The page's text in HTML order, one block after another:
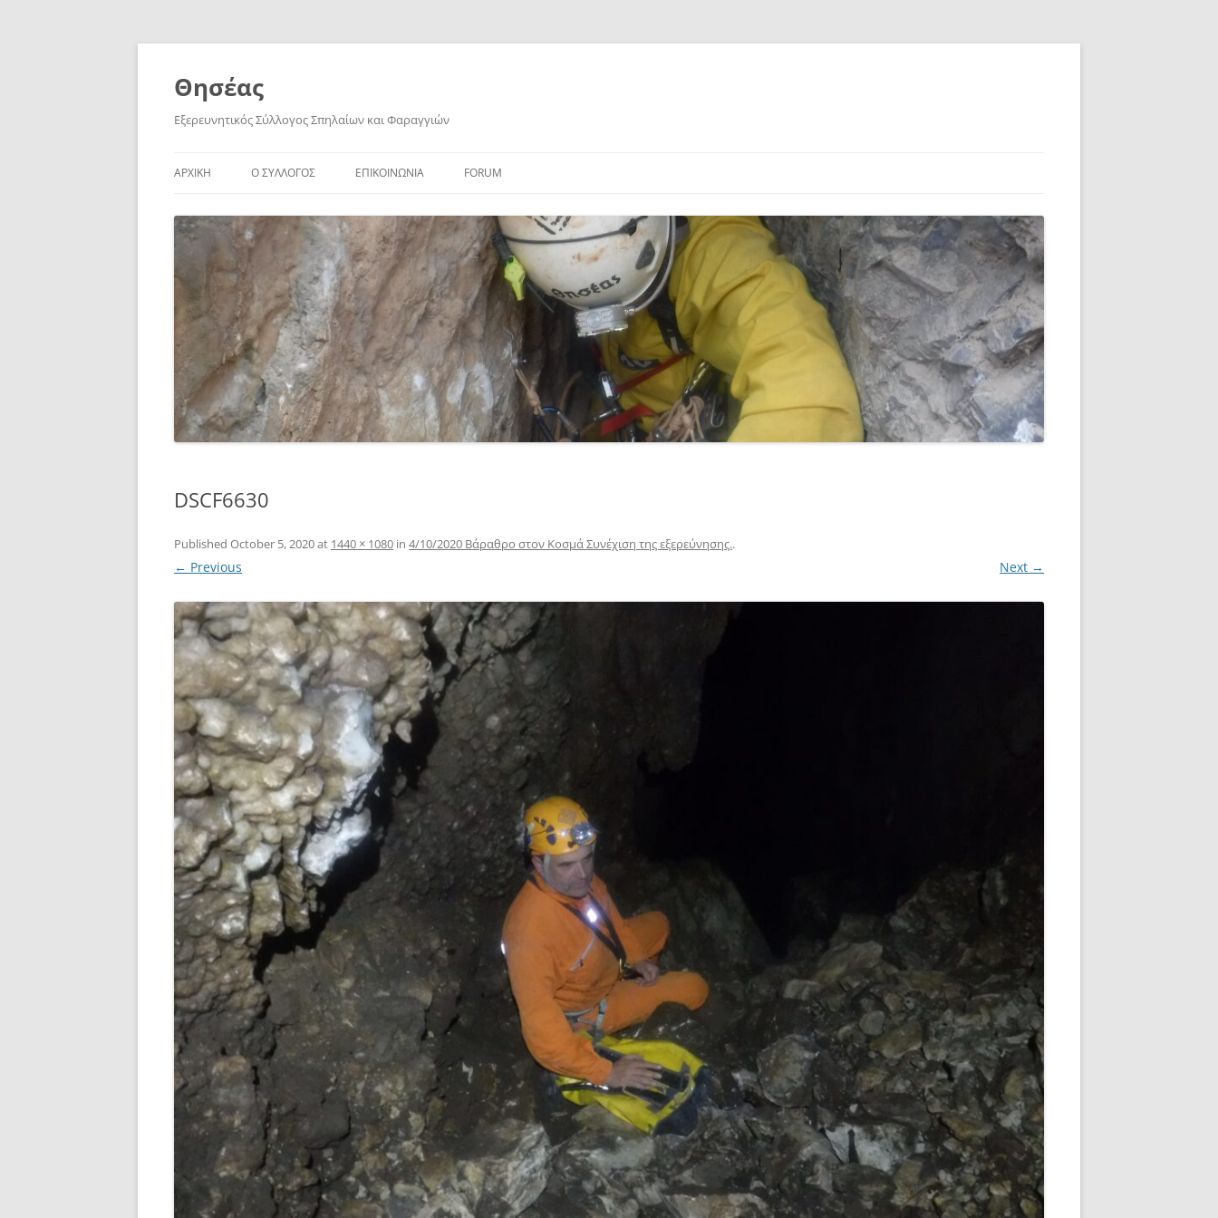
Skip
Θησέας
Εξερευνητικός Σύλλογος Σπηλαίων και Φαραγγιών
ΑΡΧΙΚΗ Ο ΣΥΛΛΟΓΟΣ ΕΠΙΚΟΙΝΩΝΙΑ FORUM
DSCF6630
Published October 5, 2020at 1440 × 1080 in 4/10/2020 Bάραθρο στον Κοσμά Συνέχιση της εξερεύνησης..
← Previous Next →